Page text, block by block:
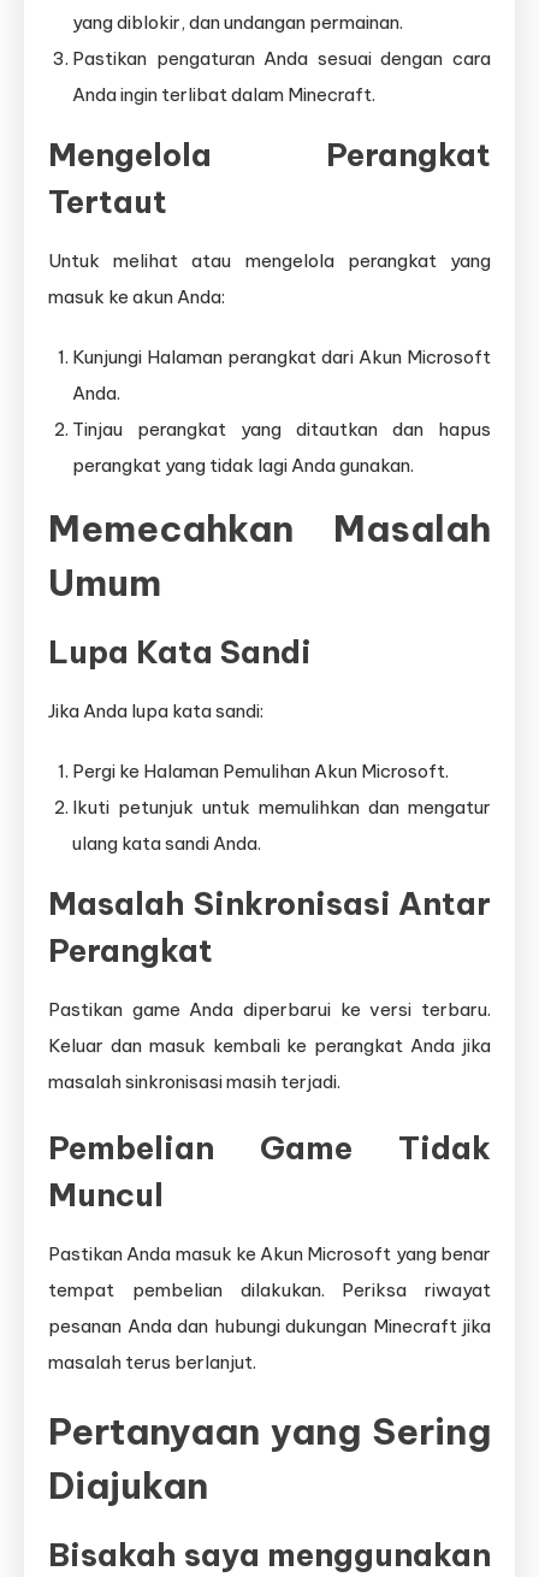
yang diblokir, dan undangan permainan.
Pastikan pengaturan Anda sesuai dengan cara
Anda ingin terlibat dalam Minecraft.
Mengelola Perangkat
Tertaut
Untuk melihat atau mengelola perangkat yang
masuk ke akun Anda:
Kunjungi Halaman perangkat dari Akun Microsoft
Anda.
Tinjau perangkat yang ditautkan dan hapus
perangkat yang tidak lagi Anda gunakan.
Memecahkan Masalah
Umum
Lupa Kata Sandi
Jika Anda lupa kata sandi:
Pergi ke Halaman Pemulihan Akun Microsoft.
Ikuti petunjuk untuk memulihkan dan mengatur
ulang kata sandi Anda.
Masalah Sinkronisasi Antar
Perangkat
Pastikan game Anda diperbarui ke versi terbaru.
Keluar dan masuk kembali ke perangkat Anda jika
masalah sinkronisasi masih terjadi.
Pembelian Game Tidak
Muncul
Pastikan Anda masuk ke Akun Microsoft yang benar
tempat pembelian dilakukan. Periksa riwayat
pesanan Anda dan hubungi dukungan Minecraft jika
masalah terus berlanjut.
Pertanyaan yang Sering
Diajukan
Bisakah saya menggunakan